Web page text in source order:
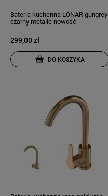
Bateria kuchenna LONAR gungrey
czarny metalic nowość
299,00 zł
DO KOSZYKA